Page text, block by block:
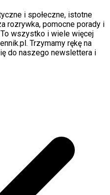
i społeczne, istotne
rozrywka, pomocne porady i
wszystko i wiele więcej
Trzymamy rękę na
do naszego newslettera i